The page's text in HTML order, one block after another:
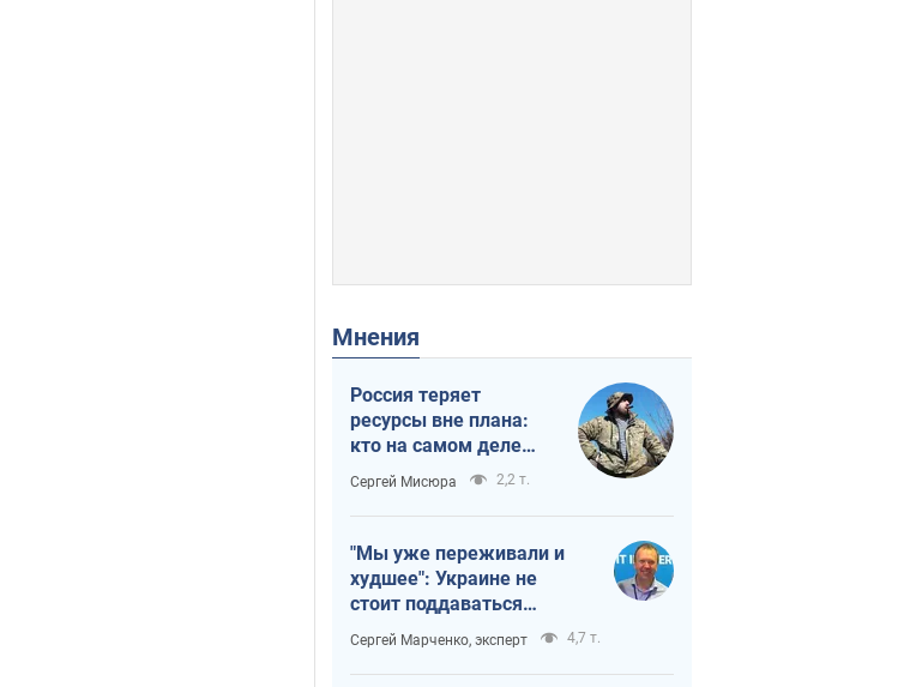
Мнения
Россия теряет
ресурсы вне плана:
кто на самом деле
диктует темп войны
Сергей Мисюра 2,2 т.
"Мы уже переживали и
худшее": Украине не
стоит поддаваться
отчаянию из-за
ракетного террора
Сергей Марченко, эксперт 4,7 т.